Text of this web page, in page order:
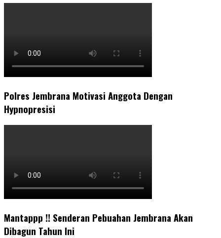
Polres Jembrana Motivasi Anggota Dengan
Hypnopresisi
Mantappp !! Senderan Pebuahan Jembrana Akan
Dibagun Tahun Ini